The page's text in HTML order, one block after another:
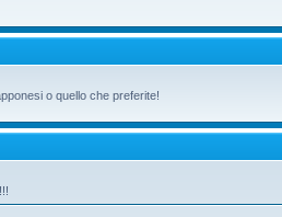
o quello che preferite!